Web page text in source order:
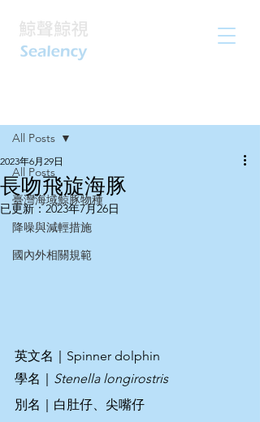
All Posts
臺灣海域鯨豚物種
降噪與減輕措施
國內外相關規範
All Posts
長吻飛旋海豚
2023年6月29日
已更新：2023年7月26日
英文名｜Spinner dolphin
學名｜ Stenella longirostris
別名｜白肚仔、尖嘴仔